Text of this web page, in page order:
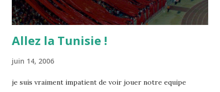
Allez la Tunisie !
juin 14, 2006
je suis vraiment impatient de voir jouer notre equipe